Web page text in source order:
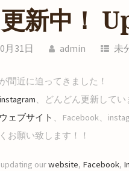
新中！
月31日 admin 未
間近に迫ってきました！
instagram、どんどん更新して
ウェブサイト 、Facebook、
お願い致します！！
ourwebsite, Facebook,